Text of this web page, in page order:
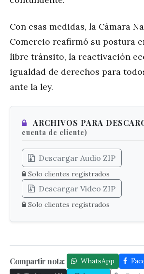
Con esas medidas, la Cámara
Comercio reafirmó su postura
libre tránsito, la reactivación
igualdad de derechos para
ante la ley.
ARCHIVOS PARA
cuenta de cliente)
Descargar Audio ZIP
Solo clientes registrados
Descargar Video ZIP
Solo clientes registrados
Compartir nota: WhatsApp